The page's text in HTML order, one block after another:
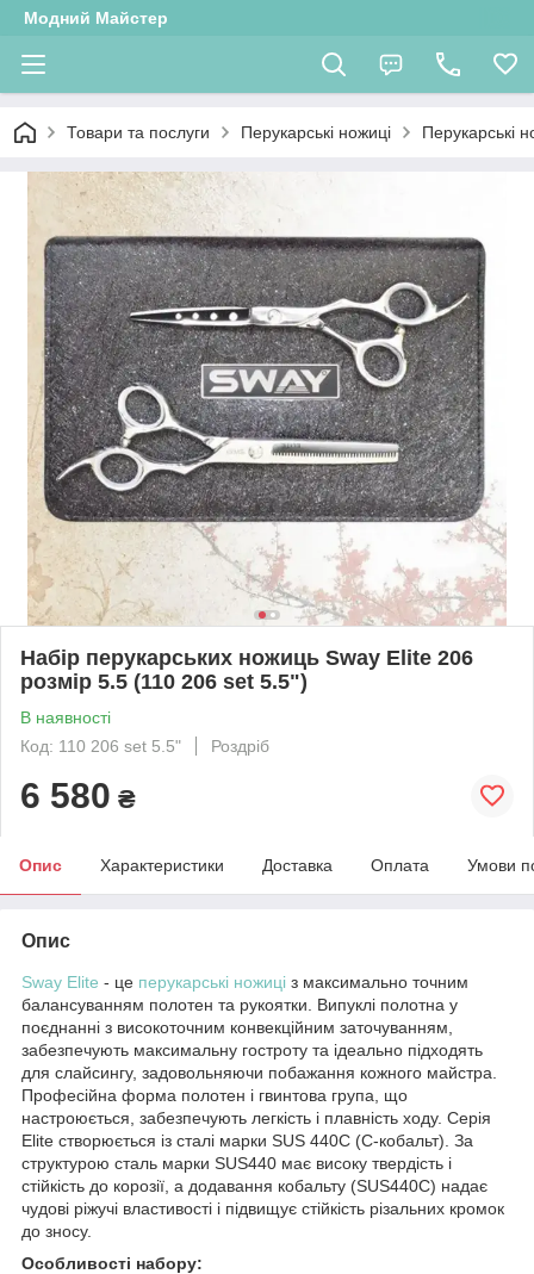
Модний Майстер
Товари та послуги Перукарські ножиці Перукарські
Набір перукарських ножиць Sway Elite 206
розмір 5.5 (110 206 set 5.5")
В наявності
Код: 110 206 set 5.5"
Роздріб
6 580 ₴
Опис Характеристики Доставка Оплата Умови
Опис
Sway Elite - це перукарські ножиці з максимально точним
балансуванням полотен та рукоятки. Випуклі полотна у
поєднанні з високоточним конвекційним заточуванням,
забезпечують максимальну гостроту та ідеально підходять
для слайсингу, задовольняючи побажання кожного майстра.
Професійна форма полотен і гвинтова група, що
настроюється, забезпечують легкість і плавність ходу. Серія
Elite створюється із сталі марки SUS 440C (С-кобальт). За
структурою сталь марки SUS440 має високу твердість і
стійкість до корозії, а додавання кобальту (SUS440С) надає
чудові ріжучі властивості і підвищує стійкість різальних кромок
до зносу.
Особливості набору: